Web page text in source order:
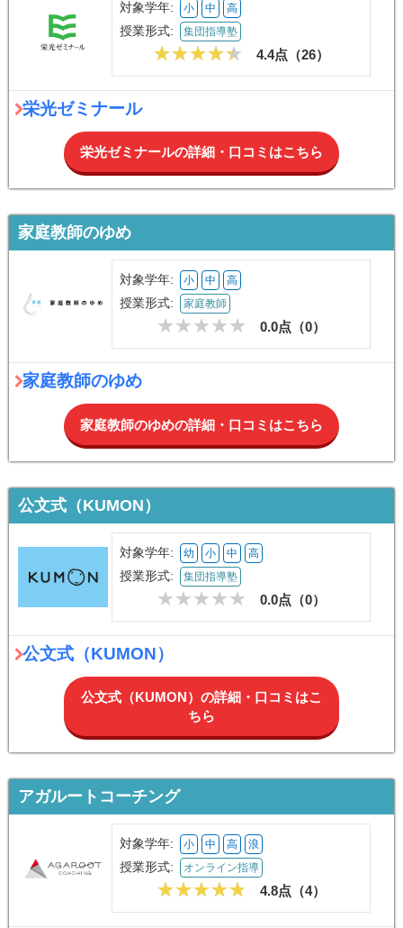
対象学年: 小 中 高
授業形式: 集団指導塾
4.4点（26）
栄光ゼミナール
栄光ゼミナールの詳細・口コミはこちら
家庭教師のゆめ
対象学年: 小 中 高
授業形式: 家庭教師
0.0点（0）
家庭教師のゆめ
家庭教師のゆめの詳細・口コミはこちら
公文式（KUMON）
対象学年: 幼 小 中 高
授業形式: 集団指導塾
0.0点（0）
公文式（KUMON）
公文式（KUMON）の詳細・口コミはこ
ちら
アガルートコーチング
対象学年: 小 中 高 浪
授業形式: オンライン指導
4.8点（4）